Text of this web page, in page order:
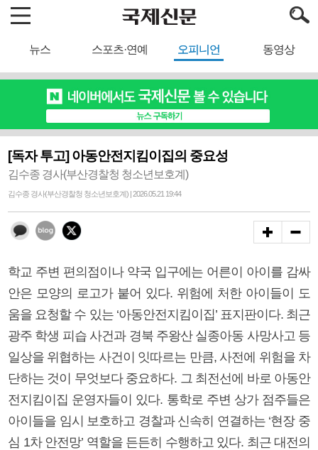
뉴스 스포츠·연예 오피니언 동영상
[독자 투고] 아동안전지킴이집의 중요성
김수종 경사(부산경찰청 청소년보호계)
김수종 경사(부산경찰청 청소년보호계) | 2026.05.21 19:44
학교 주변 편의점이나 약국 입구에는 어른이 아이를 감싸
안은 모양의 로고가 붙어 있다. 위험에 처한 아이들이 도
움을 요청할 수 있는 ‘아동안전지킴이집’ 표지판이다. 최근
광주 학생 피습 사건과 경북 주왕산 실종아동 사망사고 등
일상을 위협하는 사건이 잇따르는 만큼, 사전에 위험을 차
단하는 것이 무엇보다 중요하다. 그 최전선에 바로 아동안
전지킴이집 운영자들이 있다. 통학로 주변 상가 점주들은
아이들을 임시 보호하고 경찰과 신속히 연결하는 ‘현장 중
심 1차 안전망’ 역할을 든든히 수행하고 있다. 최근 대전의